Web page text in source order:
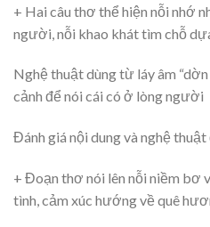
+ Hai câu thơ thể hiện nỗi nhớ
người, nỗi khao khát tìm chỗ
Nghệ thuật dùng từ láy âm
cảnh để nói cái có ở lòng người
Đánh giá nội dung và nghệ
+ Đoạn thơ nói lên nỗi niềm bơ
tình, cảm xúc hướng về quê